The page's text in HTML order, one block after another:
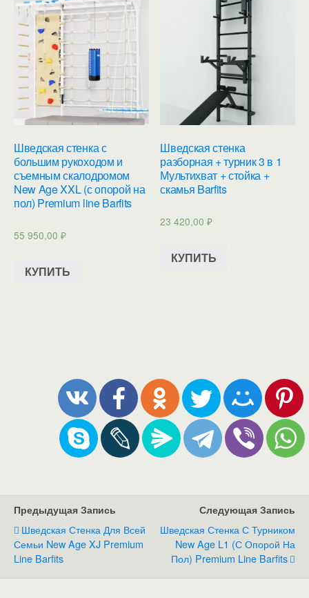
Шведская стенка с
большим рукоходом и
съемным скалодромом
New Age XXL (с опорой на
пол) Premium line Barfits
55 950,00 ₽
КУПИТЬ
Шведская стенка
разборная + турник 3 в 1
Мультихват + стойка +
скамья Barfits
23 420,00₽
КУПИТЬ
Предыдущая Запись
Шведская Стенка Для Всей
Семьи New Age XJ Premium
Line Barfits
Следующая Запись
Шведская Стенка С Турником
New Age L1 (с Опорой На
Пол) Premium Line Barfits